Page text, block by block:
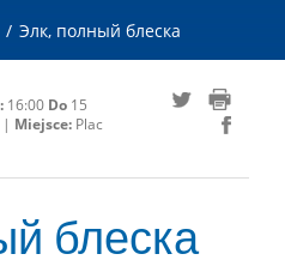
/ Элк, полный блеска
16:00 Do 15
| Miejsce: Plac
блеска